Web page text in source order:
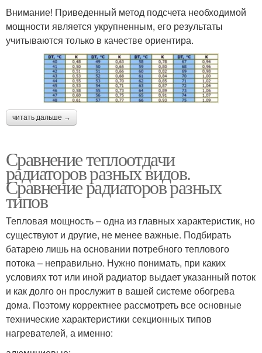
Внимание! Приведенный метод подсчета необходимой
мощности является укрупненным, его результаты
учитываются только в качестве ориентира.
читать дальше →
Сравнение теплоотдачи
радиаторов разных видов.
Сравнение радиаторов разных
типов
Тепловая мощность – одна из главных характеристик, но
существуют и другие, не менее важные. Подбирать
батарею лишь на основании потребного теплового
потока – неправильно. Нужно понимать, при каких
условиях тот или иной радиатор выдает указанный поток
и как долго он прослужит в вашей системе обогрева
дома. Поэтому корректнее рассмотреть все основные
технические характеристики секционных типов
нагревателей, а именно: